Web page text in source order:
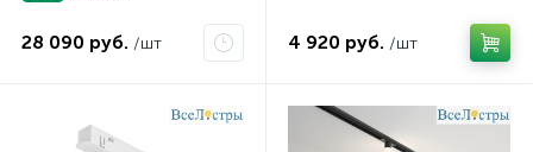
28 090 руб. /шт 4 920 руб. /шт